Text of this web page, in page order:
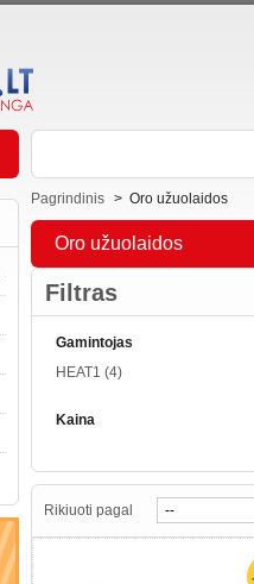
Pagrindinis > Oro užuolaidos
Oro užuolaidos
Filtras
Gamintojas
HEAT1 (4)
Kaina
Rikiuoti pagal